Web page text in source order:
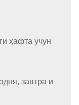
ҳафта учун
завтра и